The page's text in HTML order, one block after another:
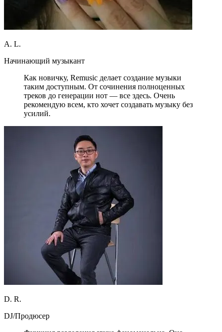
A. L.
Начинающий музыкант
Как новичку, Remusic делает создание музыки
таким доступным. От сочинения полноценных
треков до генерации нот — все здесь. Очень
рекомендую всем, кто хочет создавать музыку без
усилий.
D. R.
DJ/Продюсер